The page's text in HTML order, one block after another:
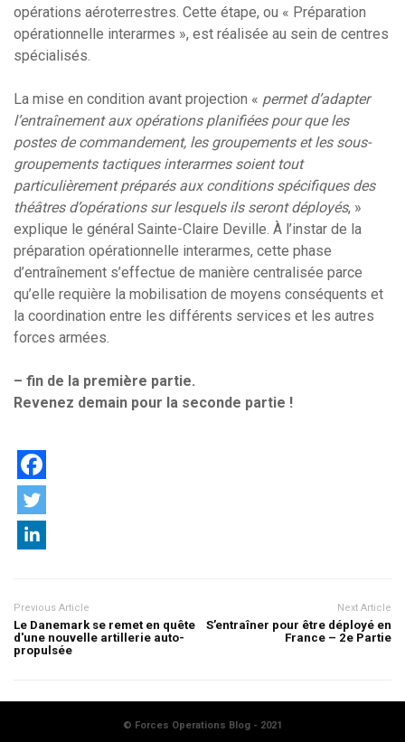
opérations aéroterrestres. Cette étape, ou « Préparation
opérationnelle interarmes », est réalisée au sein de centres
spécialisés.
La mise en condition avant projection « permet d’adapter
l’entraînement aux opérations planifiées pour que les
postes de commandement, les groupements et les sous-
groupements tactiques interarmes soient tout
particulièrement préparés aux conditions spécifiques des
théâtres d’opérations sur lesquels ils seront déployés, »
explique le général Sainte-Claire Deville. À l’instar de la
préparation opérationnelle interarmes, cette phase
d’entraînement s’effectue de manière centralisée parce
qu’elle requière la mobilisation de moyens conséquents et
la coordination entre les différents services et les autres
forces armées.
– fin de la première partie.
Revenez demain pour la seconde partie !
Previous Article
Le Danemark se remet en quête
d'une nouvelle artillerie auto-
propulsée
Next Article
S’entraîner pour être déployé en
France – 2e Partie
© Forces Operations Blog - 2021